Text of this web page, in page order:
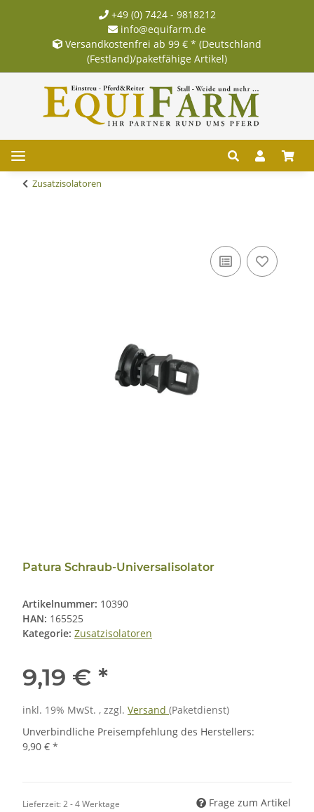
+49 (0) 7424 - 9818212
info@equifarm.de
Versandkostenfrei ab 99 € * (Deutschland
(Festland)/paketfähige Artikel)
Zusatzisolatoren
Patura Schraub-Universalisolator
Artikelnummer: 10390
HAN: 165525
Kategorie: Zusatzisolatoren
9,19 € *
inkl. 19% MwSt. , zzgl. Versand (Paketdienst)
Unverbindliche Preisempfehlung des Herstellers:
9,90 € *
Lieferzeit:2 - 4 Werktage Frage zum Artikel